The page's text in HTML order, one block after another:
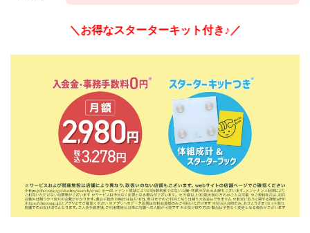
＼お得なスターターキット付き♪／